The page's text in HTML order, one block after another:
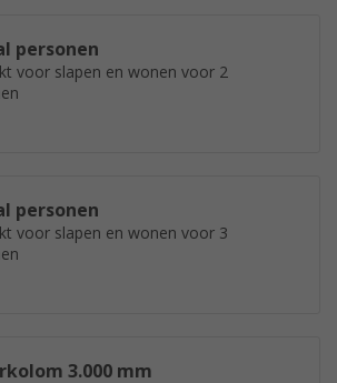
personen
voor slapen en wonen voor 2
personen
voor slapen en wonen voor 3
3.000 mm